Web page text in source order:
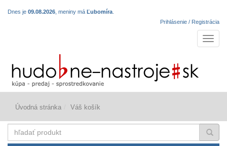
Dnes je 09.08.2026 , meniny má Ľubomíra
Prihlásenie / Registrácia
Úvodná stránka Váš košík
produkt